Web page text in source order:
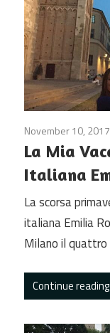
November 10, 2017
La Mia
Italiana
La scorsa
italiana Emilia
Milano il quattro
Continue reading